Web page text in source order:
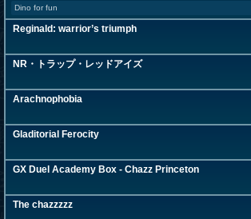
Dino for fun
Reginald: warrior’s triumph
NR・トラップ・レッドアイズ
Arachnophobia
Gladitorial Ferocity
GX Duel Academy Box - Chazz Princeton
The chazzzzz